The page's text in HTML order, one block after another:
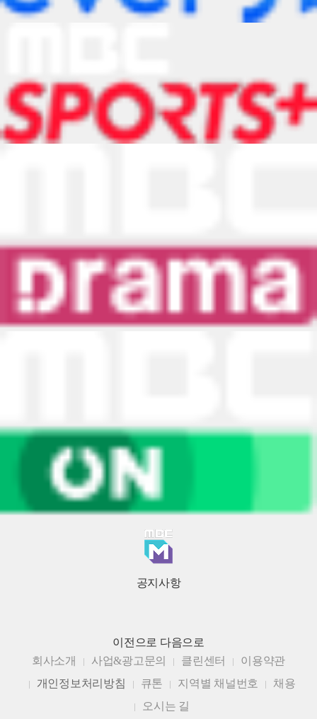
공지사항
이전으로 다음으로
회사소개
사업&광고문의 클린센터
이용약관
개인정보처리방침
큐톤 지역별 채널번호
채용
오시는 길